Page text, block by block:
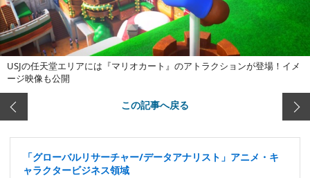
USJの任天堂エリアには『マリオカート』のアトラクションが登場！イメ
ージ映像も公開
この記事へ戻る
「グローバルリサーチャー/データアナリスト」アニメ・キ
ャラクタービジネス領域